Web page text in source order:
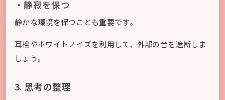
・静寂を保つ
静かな環境を保つことも重要です。
耳栓やホワイトノイズを利用して、外部の音を遮断しま
しょう。
3. 思考の整理